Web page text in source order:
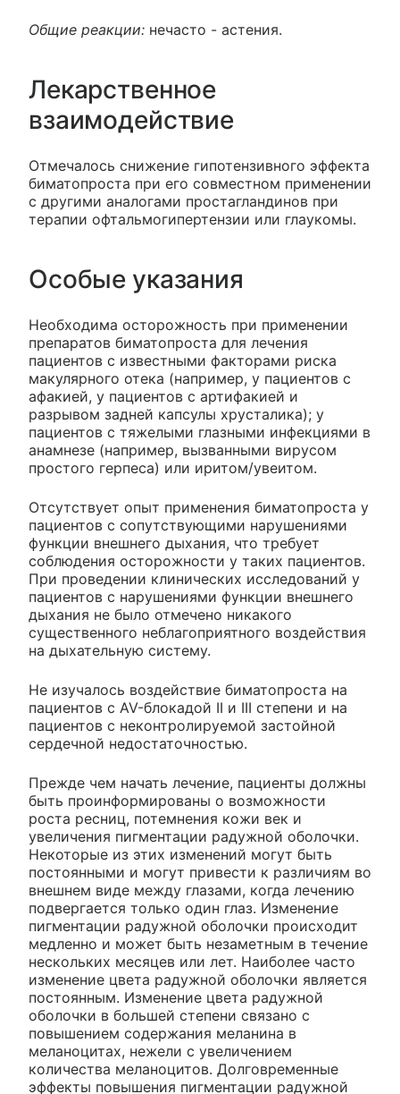
Общие реакции: нечасто - астения.
Лекарственное
взаимодействие
Отмечалось снижение гипотензивного эффекта
биматопроста при его совместном применении
с другими аналогами простагландинов при
терапии офтальмогипертензии или глаукомы.
Особые указания
Необходима осторожность при применении
препаратов биматопроста для лечения
пациентов с известными факторами риска
макулярного отека (например, у пациентов с
афакией, у пациентов с артифакией и
разрывом задней капсулы хрусталика); у
пациентов с тяжелыми глазными инфекциями в
анамнезе (например, вызванными вирусом
простого герпеса) или иритом/увеитом.
Отсутствует опыт применения биматопроста у
пациентов с сопутствующими нарушениями
функции внешнего дыхания, что требует
соблюдения осторожности у таких пациентов.
При проведении клинических исследований у
пациентов с нарушениями функции внешнего
дыхания не было отмечено никакого
существенного неблагоприятного воздействия
на дыхательную систему.
Не изучалось воздействие биматопроста на
пациентов с AV-блокадой II и III степени и на
пациентов с неконтролируемой застойной
сердечной недостаточностью.
Прежде чем начать лечение, пациенты должны
быть проинформированы о возможности
роста ресниц, потемнения кожи век и
увеличения пигментации радужной оболочки.
Некоторые из этих изменений могут быть
постоянными и могут привести к различиям во
внешнем виде между глазами, когда лечению
подвергается только один глаз. Изменение
пигментации радужной оболочки происходит
медленно и может быть незаметным в течение
нескольких месяцев или лет. Наиболее часто
изменение цвета радужной оболочки является
постоянным. Изменение цвета радужной
оболочки в большей степени связано с
повышением содержания меланина в
меланоцитах, нежели с увеличением
количества меланоцитов. Долговременные
эффекты повышения пигментации радужной